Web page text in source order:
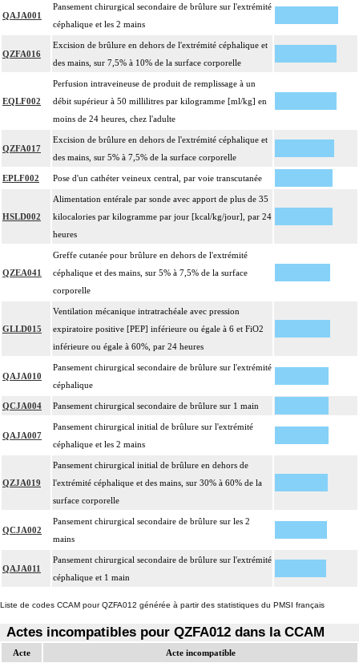
QAJA001
Pansement chirurgical secondaire de brûlure sur l'extrémité
céphalique et les 2 mains
QZFA016
Excision de brûlure en dehors de l'extrémité céphalique et
des mains, sur 7,5% à 10% de la surface corporelle
EQLF002
Perfusion intraveineuse de produit de remplissage à un
débit supérieur à 50 millilitres par kilogramme [ml/kg] en
moins de 24 heures, chez l'adulte
QZFA017
Excision de brûlure en dehors de l'extrémité céphalique et
des mains, sur 5% à 7,5% de la surface corporelle
EPLF002 Pose d'un cathéter veineux central, par voie transcutanée
HSLD002
Alimentation entérale par sonde avec apport de plus de 35
kilocalories par kilogramme par jour [kcal/kg/jour], par 24
heures
QZEA041
Greffe cutanée pour brûlure en dehors de l'extrémité
céphalique et des mains, sur 5% à 7,5% de la surface
corporelle
GLLD015
Ventilation mécanique intratrachéale avec pression
expiratoire positive [PEP] inférieure ou égale à 6 et FiO2
inférieure ou égale à 60%, par 24 heures
QAJA010
Pansement chirurgical secondaire de brûlure sur l'extrémité
céphalique
QCJA004 Pansement chirurgical secondaire de brûlure sur 1 main
QAJA007
Pansement chirurgical initial de brûlure sur l'extrémité
céphalique et les 2 mains
QZJA019
Pansement chirurgical initial de brûlure en dehors de
l'extrémité céphalique et des mains, sur 30% à 60% de la
surface corporelle
QCJA002
Pansement chirurgical secondaire de brûlure sur les 2
mains
QAJA011
Pansement chirurgical secondaire de brûlure sur l'extrémité
céphalique et 1 main
Liste de codes CCAM pour QZFA012 générée à partir des statistiques du PMSI français
Actes incompatibles pour QZFA012 dans la CCAM
Acte Acte incompatible